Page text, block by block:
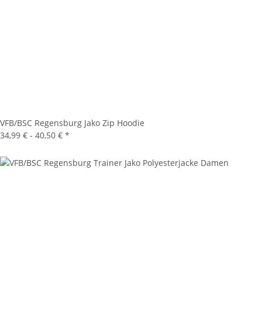
VFB/BSC Regensburg Jako Zip Hoodie
34,99 € - 40,50 € *